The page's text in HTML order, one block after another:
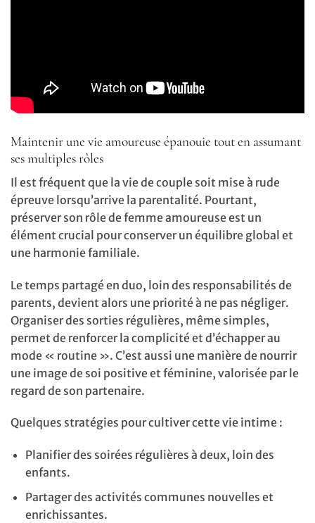
Maintenir une vie amoureuse épanouie tout en assumant
ses multiples rôles
Il est fréquent que la vie de couple soit mise à rude
épreuve lorsqu’arrive la parentalité. Pourtant,
préserver son rôle de femme amoureuse est un
élément crucial pour conserver un équilibre global et
une harmonie familiale.
Le temps partagé en duo, loin des responsabilités de
parents, devient alors une priorité à ne pas négliger.
Organiser des sorties régulières, même simples,
permet de renforcer la complicité et d’échapper au
mode « routine ». C’est aussi une manière de nourrir
une image de soi positive et féminine, valorisée par le
regard de son partenaire.
Quelques stratégies pour cultiver cette vie intime :
Planifier des soirées régulières à deux, loin des
enfants.
Partager des activités communes nouvelles et
enrichissantes.